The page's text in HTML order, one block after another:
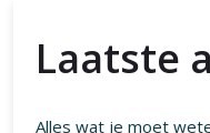
Laatste
Alles wat je moet